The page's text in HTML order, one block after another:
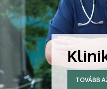
TOVÁBB